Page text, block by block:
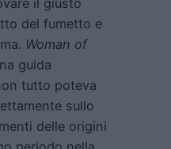
il giusto
del fumetto e
Woman of
guida
tutto poteva
sullo
delle origini